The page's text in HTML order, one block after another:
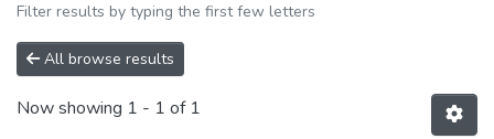
Filter results by typing the first few letters
All browse results
Now showing 1 - 1 of 1